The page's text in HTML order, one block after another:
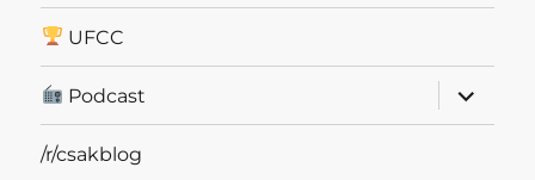
UFCC
Podcast
almenü
/r/csakblog